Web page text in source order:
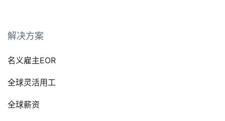
解决方案
名义雇主EOR
全球灵活用工
全球薪资